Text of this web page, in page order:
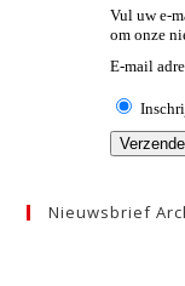
Nieuwsbrief